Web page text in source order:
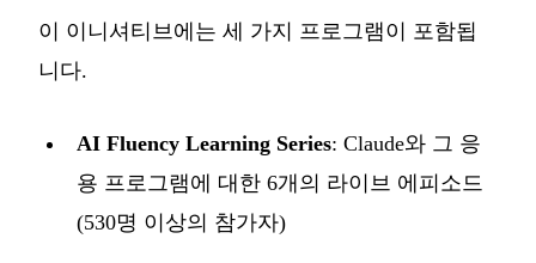
이 이니셔티브에는 세 가지 프로그램이 포함됩
니다.
AI Fluency Learning Series: Claude와 그 응
용 프로그램에 대한 6개의 라이브 에피소드
(530명 이상의 참가자)